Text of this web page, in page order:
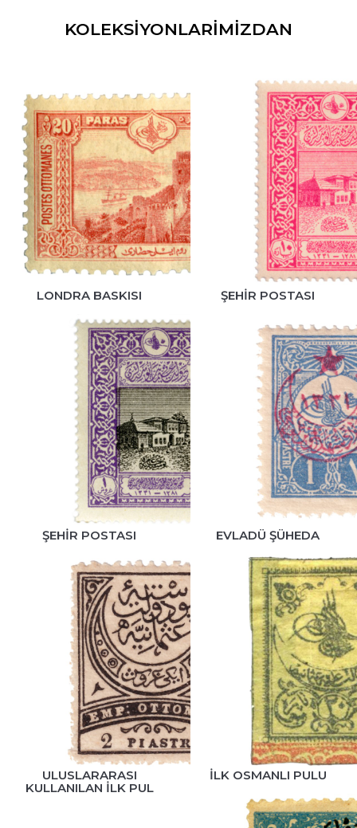
KOLEKSIYONLARIMIZDAN
LONDRA BASKISI ŞEHIR POSTASI
ŞEHIR POSTASI EVLADÜ ŞÜHEDA
ULUSLARARASI
KULLANILAN İLK PUL
İLK OSMANLI PULU